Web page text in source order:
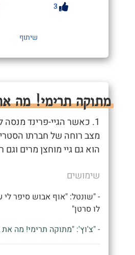
3
שיתוף
מתוקה תרימי! מה
1. כאשר הגיי-פרינד
מצב רוחה של חברתו
הוא גם גיי מוחצן מרים וגם
שימושים
- "שונטל: "אוף אבוש סיפר
לו סרטן"
- "צ'וץ': "מתוקה תרימי! מה